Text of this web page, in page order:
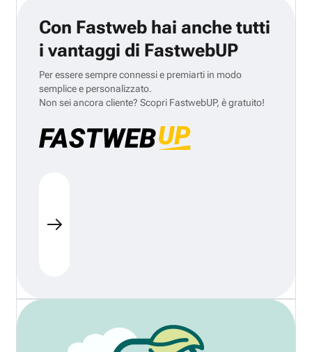
Con Fastweb hai anche tutti
i vantaggi di FastwebUP
Per essere sempre connessi e premiarti in modo
semplice e personalizzato.
Non sei ancora cliente? Scopri FastwebUP, è gratuito!